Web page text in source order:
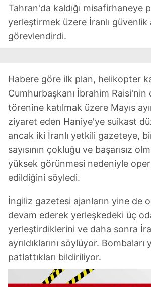
Tahran'da kaldığı misafirhaneye
yerleştirmek üzere İranlı güvenlik
görevlendirdi.
Habere göre ilk plan, helikopter
Cumhurbaşkanı İbrahim Raisi'nin
törenine katılmak üzere Mayıs
ziyaret eden Haniye'ye suikast
ancak iki İranlı yetkili gazeteye,
sayısının çokluğu ve başarısız
yüksek görünmesi nedeniyle
edildiğini söyledi.
İngiliz gazetesi ajanların yine de
devam ederek yerleşkedeki üç
yerleştirdiklerini ve daha sonra
ayrıldıklarını söylüyor. Bombaları
patlattıkları bildiriliyor.